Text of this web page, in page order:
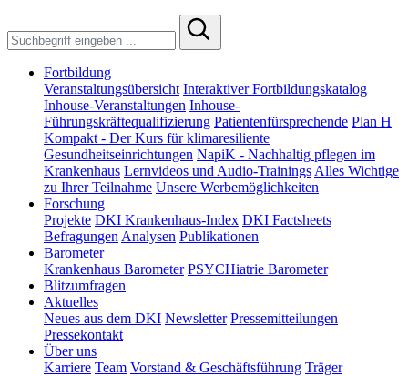
Fortbildung
Veranstaltungsübersicht Interaktiver Fortbildungskatalog
Inhouse-Veranstaltungen Inhouse-
Führungskräftequalifizierung Patientenfürsprechende Plan H
Kompakt - Der Kurs für klimaresiliente
Gesundheitseinrichtungen NapiK - Nachhaltig pflegen im
Krankenhaus Lernvideos und Audio-Trainings Alles Wichtige
zu Ihrer Teilnahme Unsere Werbemöglichkeiten
Forschung
Projekte DKI Krankenhaus-Index DKI Factsheets
Befragungen Analysen Publikationen
Barometer
Krankenhaus Barometer PSYCHiatrie Barometer
Blitzumfragen
Aktuelles
Neues aus dem DKI Newsletter Pressemitteilungen
Pressekontakt
Über uns
Karriere Team Vorstand & Geschäftsführung Träger